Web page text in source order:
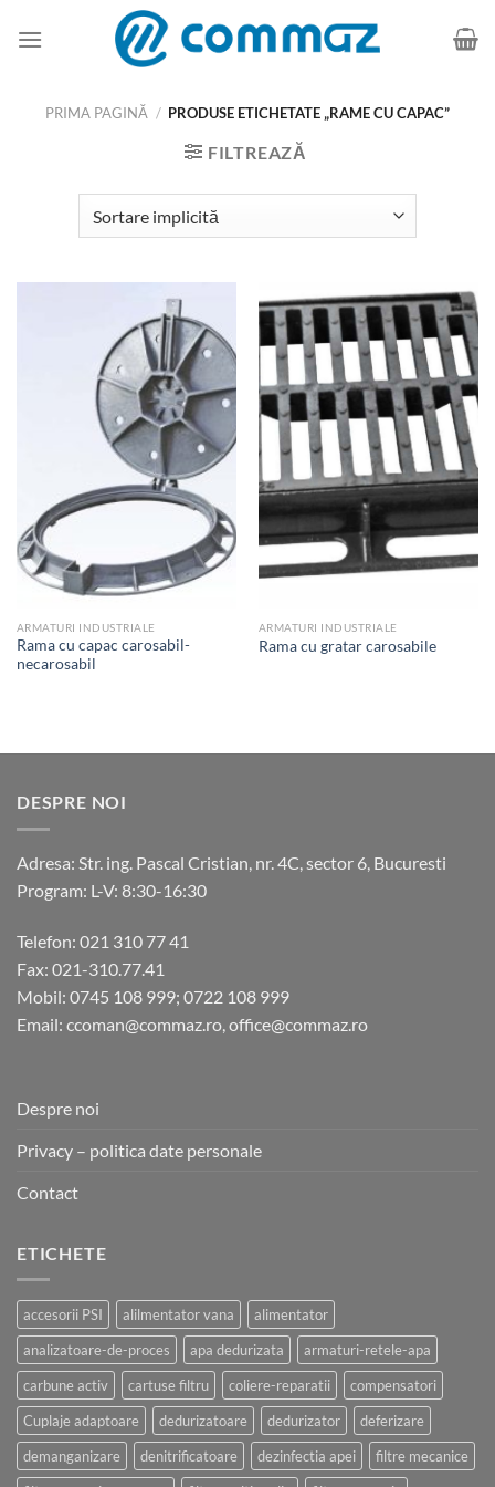
PRIMA PAGINĂ / PRODUSE ETICHETATE „RAME CU CAPAC”
FILTREAZĂ
ARMATURI INDUSTRIALE
Rama cu capac carosabil-
necarosabil
ARMATURI INDUSTRIALE
Rama cu gratar carosabile
DESPRE NOI
Adresa: Str. ing. Pascal Cristian, nr. 4C, sector 6, Bucuresti
Program: L-V: 8:30-16:30
Telefon: 021 310 77 41
Fax: 021-310.77.41
Mobil: 0745 108 999; 0722 108 999
Email: ccoman@commaz.ro, office@commaz.ro
Despre noi
Privacy – politica date personale
Contact
ETICHETE
accesorii PSI alilmentator vana
alimentator
analizatoare-de-proces
apa dedurizata
armaturi-retele-apa
carbune activ
cartuse filtru coliere-reparatii
compensatori
Cuplaje adaptoare
dedurizatoare dedurizator
deferizare
demanganizare
denitrificatoare dezinfectia apei
filtre mecanice